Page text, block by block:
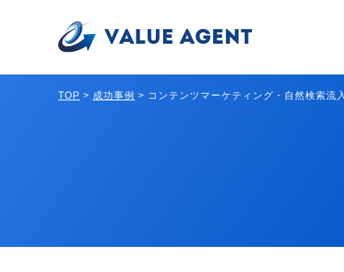
TOP > 成功事例 > コンテンツマーケティング・自然検索流